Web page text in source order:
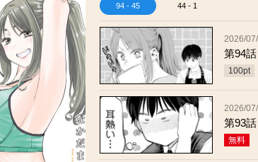
94 - 45 44 - 1
2026/
第94
100pt
2026/
第93
無料